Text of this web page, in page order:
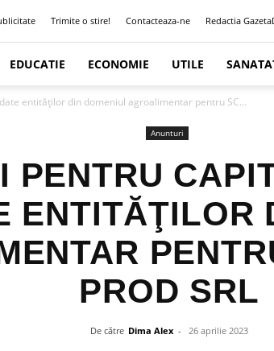
Trimite o stire! Contacteaza-ne Redactia
EDUCATIE ECONOMIE UTILE
entităţilor din domeniul agroalimentar pentru SC...
Anunturi
PENTRU
ENTITĂŢILOR
PROD SRL
De către Dima Alex - 26 aprilie 2023